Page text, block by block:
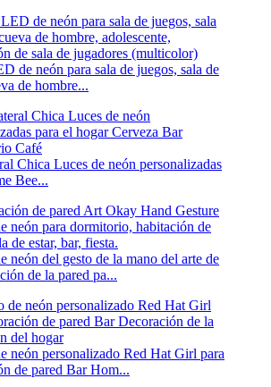
de neón para sala de juegos, sala de
de hombre...
Chica Luces de neón personalizadas
Bee...
neón del gesto de la mano del arte de
de la pared pa...
neón personalizado Red Hat Girl para
de pared Bar Hom...